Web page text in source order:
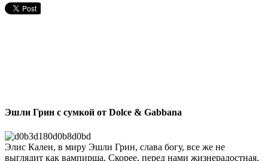
Эшли Грин с сумкой от Dolce & Gabbana
Элис Кален, в миру Эшли Грин, слава богу, все же не
выглядит как вампирша. Скорее, перед нами жизнерадостная,